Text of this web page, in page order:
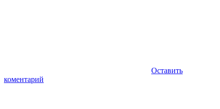
Оставить
коментарий